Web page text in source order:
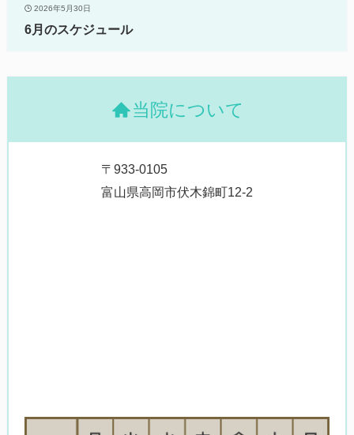
2026年5月30日
6月のスケジュール
当院について
〒933-0105
富山県高岡市伏木錦町12-2